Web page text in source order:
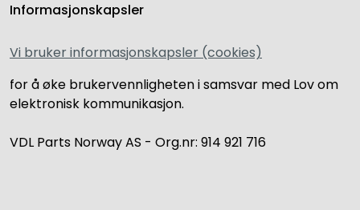
Informasjonskapsler
Vi bruker informasjonskapsler (cookies)
for å øke brukervennligheten i samsvar med Lov om
elektronisk kommunikasjon.
VDL Parts Norway AS - Org.nr: 914 921 716